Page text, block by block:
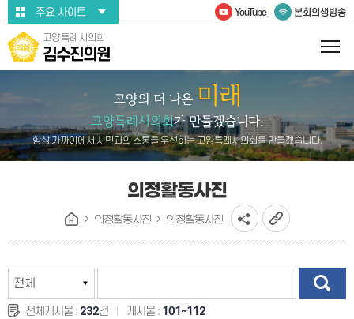
본문바로가기주요 사이트 YouTube 본회의생방송
고양특례시의회
김수진의원
항상 가까이에서 시민과의 소통을 우선하는 고양특례시의회를 만들겠습니다.
의정활동사진
의정활동사진 의정활동사진
전체게시물 : 232건 게시물 : 101~112